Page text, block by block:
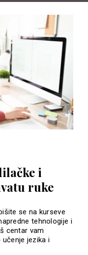
i
ruke
se na kurseve
tehnologije i
centar vam
jezika i